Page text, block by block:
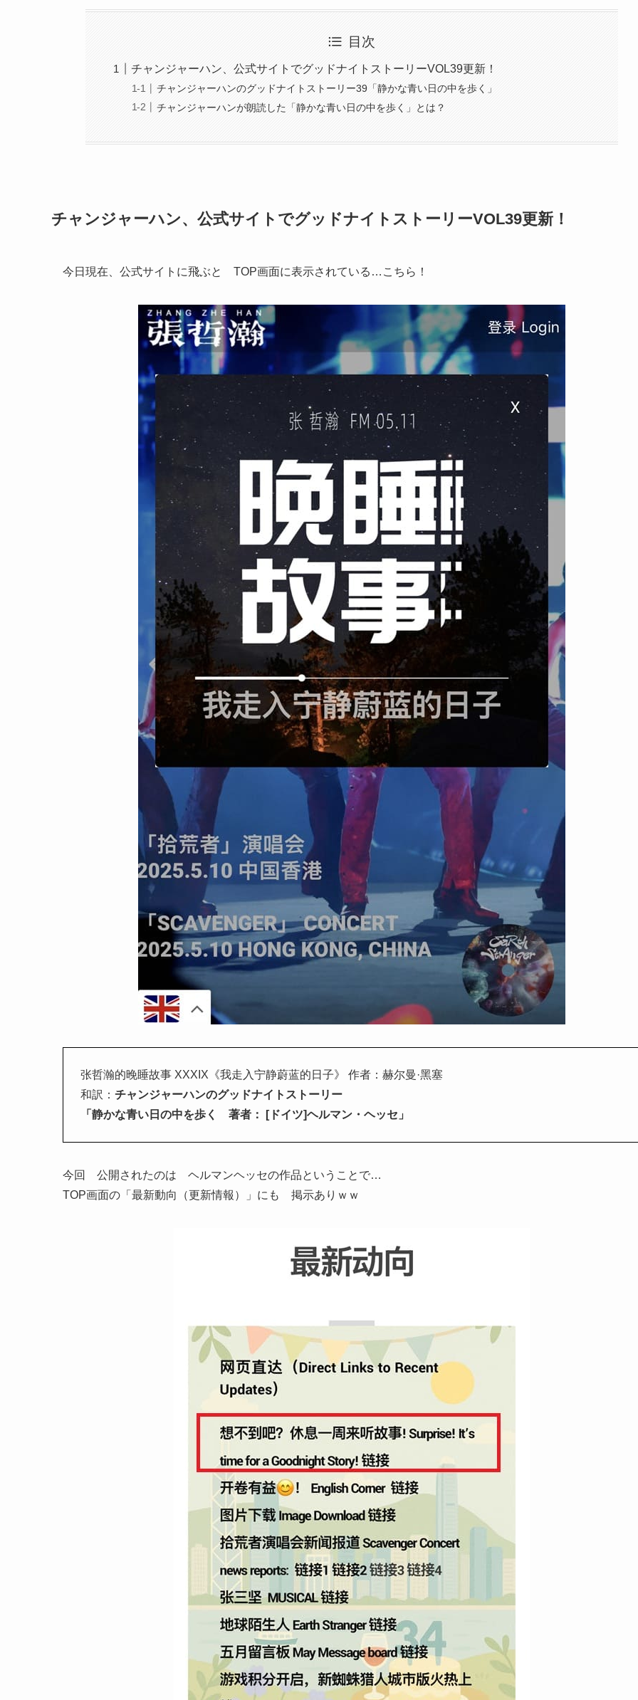
目次
チャンジャーハン、公式サイトでグッドナイトストーリーVOL39更新！
チャンジャーハンのグッドナイトストーリー39「静かな青い日の中を歩く」
チャンジャーハンが朗読した「静かな青い日の中を歩く」とは？
チャンジャーハン、公式サイトでグッドナイトストーリーVOL39更新！
今日現在、公式サイトに飛ぶと TOP画面に表示されている…こちら！
张哲瀚的晚睡故事 XXXIX《我走入宁静蔚蓝的日子》 作者：赫尔曼·黑塞
和訳： チャンジャーハンのグッドナイトストーリー
「静かな青い日の中を歩く 著者： [ドイツ]ヘルマン・ヘッセ」
今回 公開されたのは ヘルマンヘッセの作品ということで…
TOP画面の「最新動向（更新情報）」にも 掲示ありｗｗ